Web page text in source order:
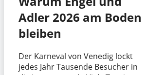
Adler 2026 am Boden
bleiben
Der Karneval von Venedig lockt
jedes Jahr Tausende Besucher in